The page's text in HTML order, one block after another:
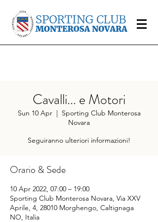
Cavalli... e Motori
Sun 10 Apr
  |
Sporting Club Monterosa
Novara
Seguiranno ulteriori informazioni!
Orario & Sede
10 Apr 2022, 07:00 – 19:00
Sporting Club Monterosa Novara, Via XXV
Aprile, 4, 28010 Morghengo, Caltignaga
NO, Italia